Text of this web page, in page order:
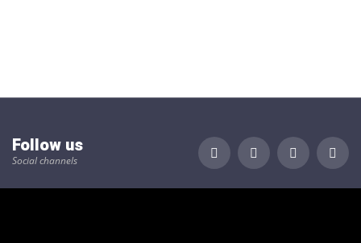
Follow us
Social channels